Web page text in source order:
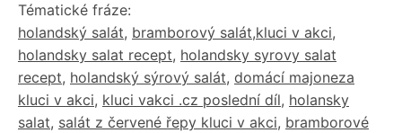
Tématické fráze:
holandský salát, bramborový salát,kluci v akci,
holandsky salat recept, holandsky syrovy salat
recept, holandský sýrový salát, domácí majoneza
kluci v akci, kluci vakci .cz poslední díl, holansky
salat, salát z červené řepy kluci v akci, bramborové